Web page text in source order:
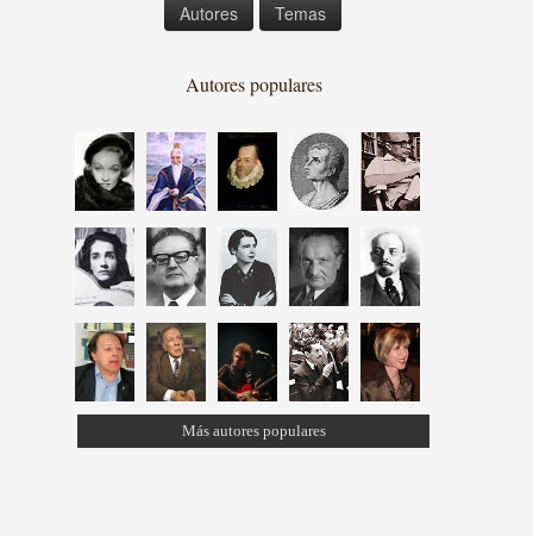
Autores Temas
Autores populares
Más autores populares